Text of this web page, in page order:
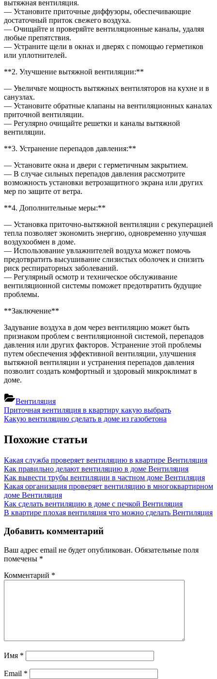
вытяжная вентиляция.
— Установите приточные диффузоры, обеспечивающие
достаточный приток свежего воздуха.
— Очищайте и проверяйте вентиляционные каналы, удаляя
любые препятствия.
— Устраните щели в окнах и дверях с помощью герметиков
или уплотнителей.
**2. Улучшение вытяжной вентиляции:**
— Увеличьте мощность вытяжных вентиляторов на кухне и в
санузлах.
— Установите обратные клапаны на вентиляционных каналах
приточной вентиляции.
— Регулярно очищайте решетки и каналы вытяжной
вентиляции.
**3. Устранение перепадов давления:**
— Установите окна и двери с герметичным закрытием.
— В случае сильных перепадов давления рассмотрите
возможность установки ветрозащитного экрана или других
мер по защите от ветра.
**4. Дополнительные меры:**
— Установка приточно-вытяжной вентиляции с рекуперацией
тепла позволяет экономить энергию, одновременно улучшая
воздухообмен в доме.
— Использование увлажнителей воздуха может помочь
предотвратить высушивание слизистых оболочек и снизить
риск респираторных заболеваний.
— Регулярный осмотр и техническое обслуживание
вентиляционной системы поможет предотвратить будущие
проблемы.
**Заключение**
Задувание воздуха в дом через вентиляцию может быть
признаком проблем с вентиляционной системой, перепадов
давления или других факторов. Устранение этой проблемы
путем обеспечения эффективной вентиляции, улучшения
вытяжной вентиляции и устранения перепадов давления
позволит создать комфортный и здоровый микроклимат в
доме.
Вентиляция
Навигация
по
записям
Previous
Post:
Приточная вентиляция в квартиру какую выбрать
Next
Какую вентиляцию сделать в доме из газобетона
Похожие статьи
Какая служба проверяет вентиляцию в квартире Вентиляция
Как правильно делают вентиляцию в доме Вентиляция
Как вывести трубы вентиляции в частном доме Вентиляция
Какая организация проверяет вентиляцию в многоквартирном
доме Вентиляция
Как сделать вентиляцию в доме с печкой Вентиляция
В квартире плохая вентиляция что можно сделать Вентиляция
Добавить комментарий
Ваш адрес email не будет опубликован. Обязательные поля
помечены *
Комментарий *
Имя *
Email *